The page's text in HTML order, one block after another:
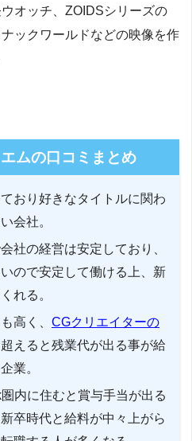
オッチ、ZOIDSシリーズの
ックワールドなどの映像を作
ムの口コミまとめ
おり好きなタイトルに関わ
会社。
社の経営は安定しており、
ので安定して働ける上、新
れる。
高く、 CGクリエイターの
えると残業代が出る事が給
業。
内に住むと賞与手当が出る
卒時代と給料が中々上がら